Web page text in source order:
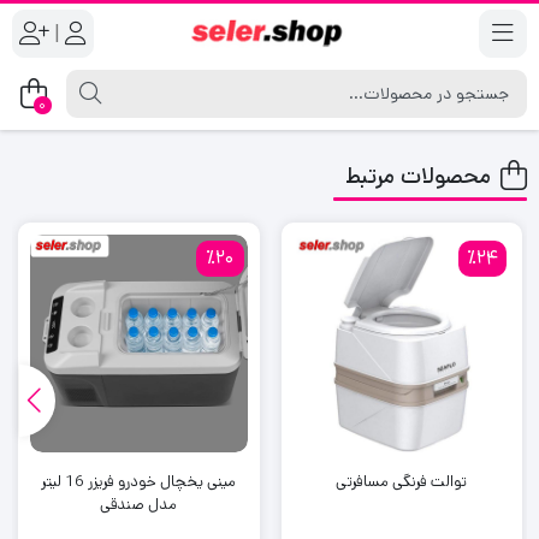
|
0
محصولات مرتبط
٪24
توالت فرنگی مسافرتی
٪20
مینی یخچال خودرو فریزر 16 لیتر
مدل صندقی